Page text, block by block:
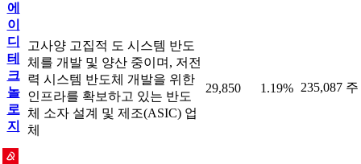
에
이
디
테
크
놀
로
지
고사양 고집적 도 시스템 반도
체를 개발 및 양산 중이며, 저전
력 시스템 반도체 개발을 위한
인프라를 확보하고 있는 반도
체 소자 설계 및 제조(ASIC) 업
체
29,850 1.19% 235,087 주